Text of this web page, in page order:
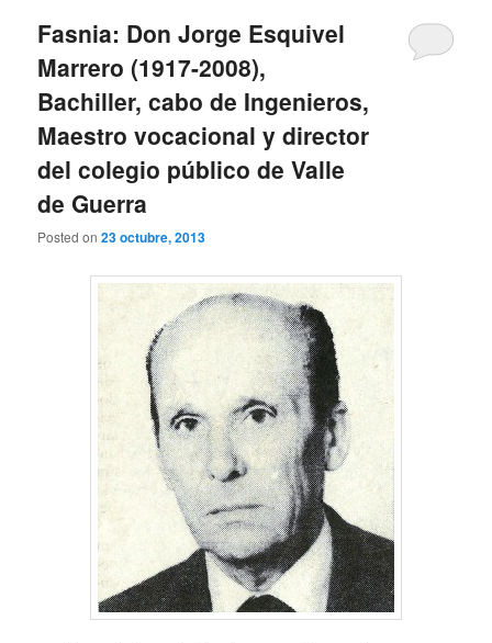
Fasnia: Don Jorge Esquivel
Marrero (1917-2008),
Bachiller, cabo de Ingenieros,
Maestro vocacional y director
del colegio público de Valle
de Guerra
Posted on23 octubre, 2013